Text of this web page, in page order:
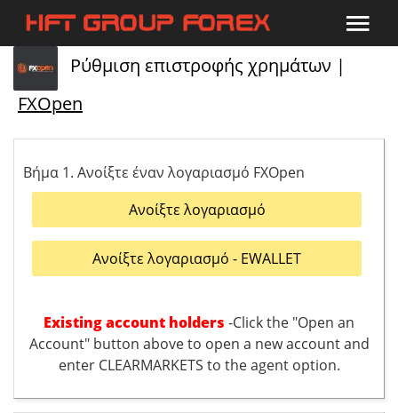
Ρύθμιση επιστροφής χρημάτων |
FXOpen
Βήμα 1. Ανοίξτε έναν λογαριασμό FXOpen
Ανοίξτε λογαριασμό
Ανοίξτε λογαριασμό - EWALLET
Existing account holders -Click the "Open an
Account" button above to open a new account and
enter CLEARMARKETS to the agent option.